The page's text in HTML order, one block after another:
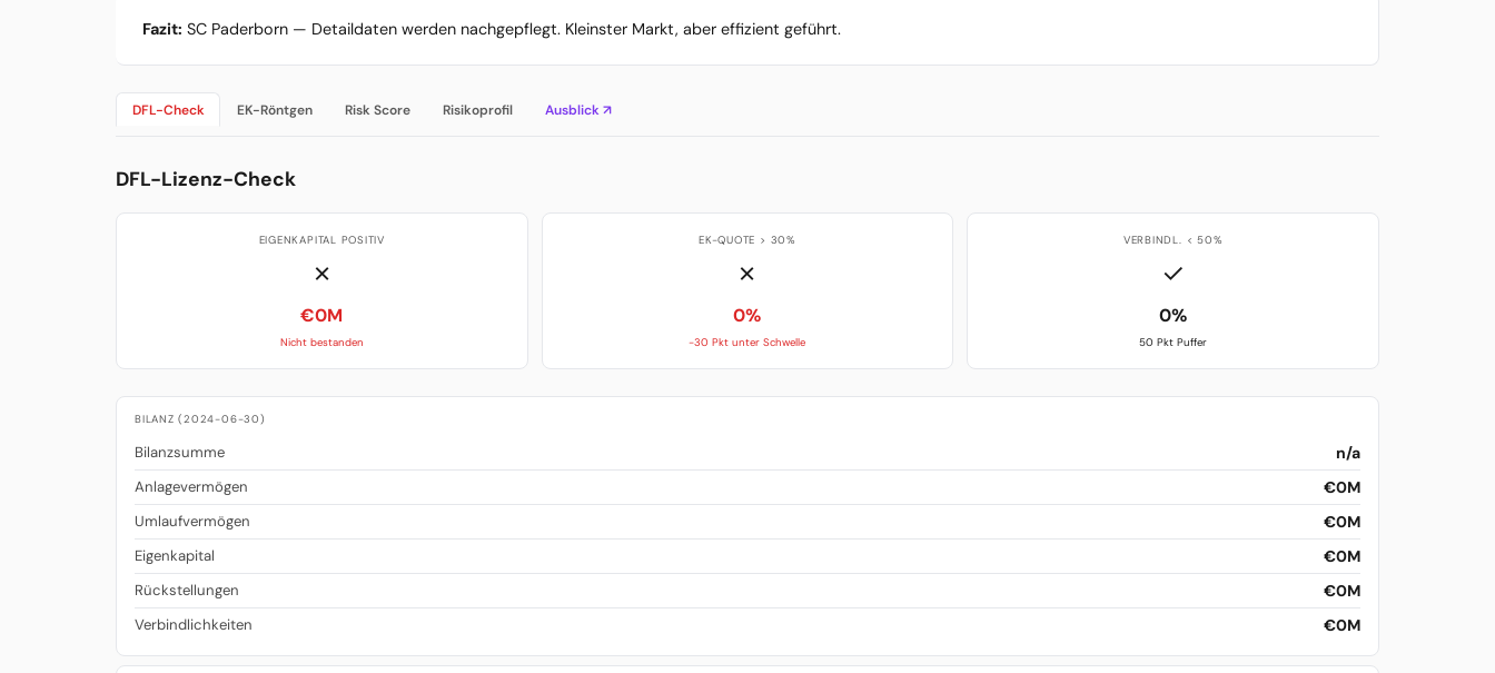
Fazit: SC Paderborn — Detaildaten werden nachgepflegt. Kleinster Markt, aber effizient geführt.
DFL-Check EK-Röntgen Risk Score Risikoprofil Ausblick ↗
DFL-Lizenz-Check
EIGENKAPITAL POSITIV
✗
€0M
Nicht bestanden
EK-QUOTE > 30%
✗
0%
-30 Pkt unter Schwelle
VERBINDL. < 50%
✓
0%
50 Pkt Puffer
BILANZ (2024-06-30)
Bilanzsumme n/a
Anlagevermögen €0M
Umlaufvermögen €0M
Eigenkapital €0M
Rückstellungen €0M
Verbindlichkeiten €0M